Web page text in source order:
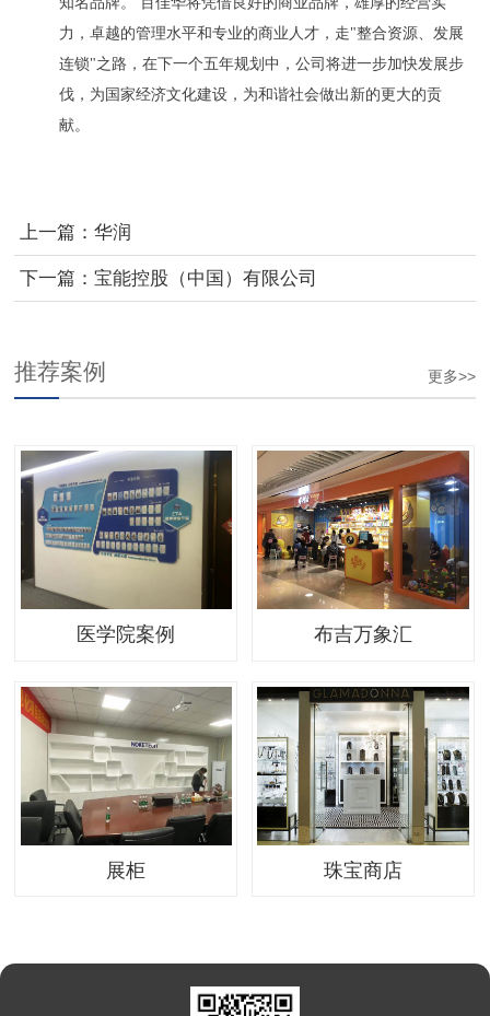
力，卓越的管理水平和专业的商业人才，走"整合资源、发展
连锁"之路，在下一个五年规划中，公司将进一步加快发展步
伐，为国家经济文化建设，为和谐社会做出新的更大的贡
献。
上一篇： 华润
下一篇： 宝能控股（中国）有限公司
更多>>
推荐案例
医学院案例 布吉万象汇
展柜 珠宝商店